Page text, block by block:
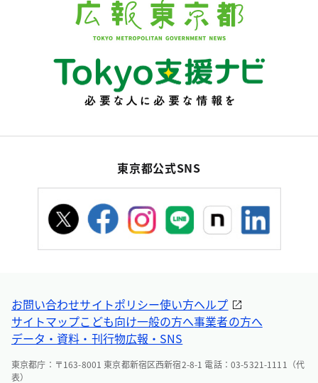
東京都公式SNS
お問い合わせサイトポリシー使い方ヘルプ
サイトマップこども向け一般の方へ事業者の方へ
データ・資料・刊行物広報・SNS
東京都庁：〒163-8001 東京都新宿区西新宿2-8-1 電話：03-5321-1111（代
表）